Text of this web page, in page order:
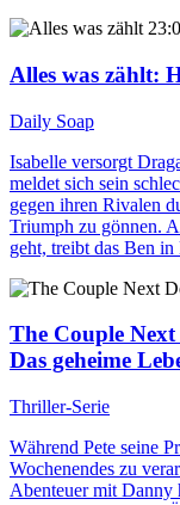
Alles was zählt:
Daily Soap
Isabelle versorgt
meldet sich sein
gegen ihren Rivalen
Triumph zu gönnen.
geht, treibt das Ben
The Couple
Das geheime
Thriller-Serie
Während Pete seine
Wochenendes zu
Abenteuer mit Danny